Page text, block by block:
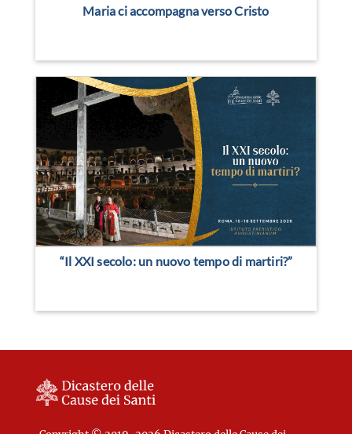
Maria ci accompagna verso Cristo
“Il XXI secolo: un nuovo tempo di martiri?”